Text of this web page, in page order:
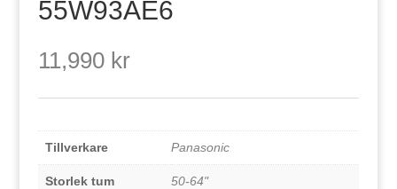
55W93AE6
11,990 kr
Tillverkare Panasonic
Storlek tum 50-64"